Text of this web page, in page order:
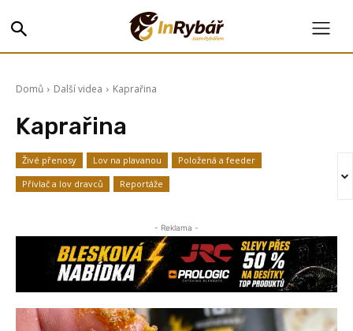
Domů Další videa Kaprařina
Kaprařina
Živé přenosy Lov na plavanou
Položená a feeder
Přívlač a lov dravců
Reportáže
- Reklama -